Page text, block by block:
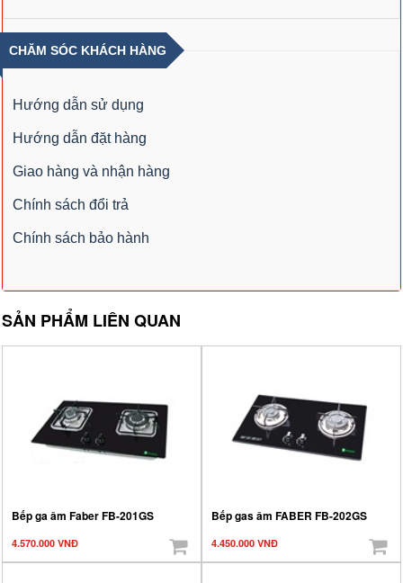
CHĂM SÓC KHÁCH HÀNG
Hướng dẫn sử dụng
Hướng dẫn đặt hàng
Giao hàng và nhận hàng
Chính sách đổi trả
Chính sách bảo hành
SẢN PHẨM LIÊN QUAN
Bếp ga âm Faber FB-201GS
4.570.000 VNĐ
Bếp gas âm FABER FB-202GS
4.450.000 VNĐ